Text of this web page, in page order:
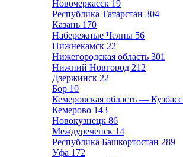
Новочеркасск 19
Республика Татарстан 304
Казань 170
Набережные Челны 56
Нижнекамск 22
Нижегородская область 301
Нижний Новгород 212
Дзержинск 22
Бор 10
Кемеровская область — Кузбасс
Кемерово 143
Новокузнецк 86
Междуреченск 14
Республика Башкортостан 289
Уфа 172